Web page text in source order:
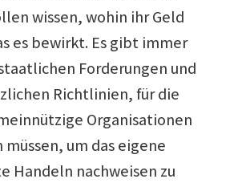
wissen, wohin ihr Geld
es bewirkt. Es gibt immer
Forderungen und
Richtlinien, für die
Organisationen
um das eigene
Handeln nachweisen zu